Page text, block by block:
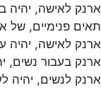
ארנק לאישה, יהיה
תאים פנימיים, של
ארנק לאישה, יהיה
ארנק בעבור נשים,
ארנק לנשים, יהיה